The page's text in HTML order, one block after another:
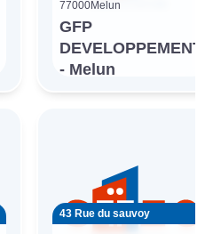
77000Melun
GFP
DEVELOPPEMENT
- Melun
43 Rue du sauvoy